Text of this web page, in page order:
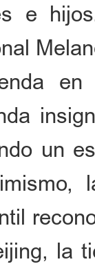
e
un
la